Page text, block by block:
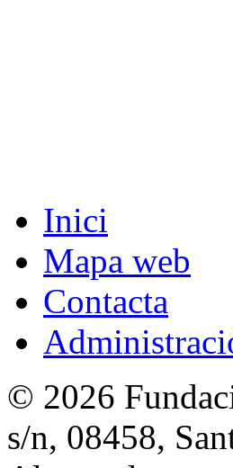
Inici
Mapa web
Contacta
© 2026
s/n, 08458,